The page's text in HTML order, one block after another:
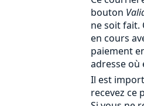
bouton
ne soit fait.
en cours
paiement
adresse où
Il est
recevez ce